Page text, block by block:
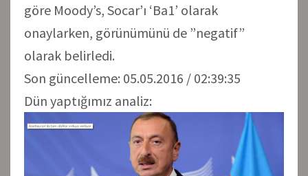
göre Moody’s, Socar’ı ‘Ba1’ olarak
onaylarken, görünümünü de ”negatif”
olarak belirledi.
Son güncelleme: 05.05.2016 / 02:39:35
Dün yaptığımız analiz: